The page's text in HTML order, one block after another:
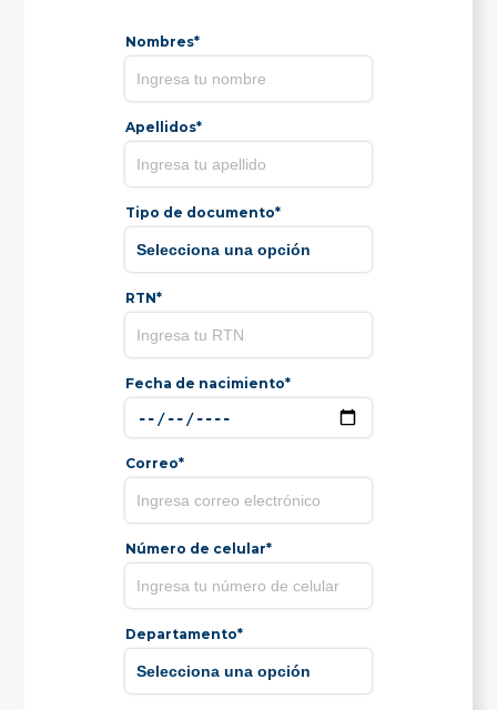
Nombres*
Apellidos*
Tipo de documento*
RTN*
Fecha de nacimiento*
Correo*
Número de celular*
Departamento*